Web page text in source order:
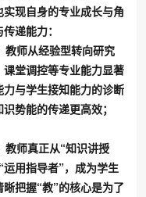
现自身的专业成长与角
递能力：
教师从经验型转向研究
堂调控等专业能力显著
与学生接知能力的诊断
势能的传递更高效；
教师真正从“知识讲授
用指导者”，成为学生
把握“教”的核心是为了